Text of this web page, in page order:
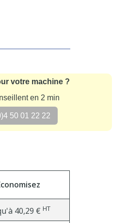
votre machine ?
en 2 min
50 01 22 22
40,29 € HT